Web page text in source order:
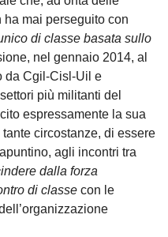
mai perseguito con
di classe basata sullo
nel gennaio 2014, al
da Cgil-Cisl-Uil e
più militanti del
espressamente la sua
circostanze, di essere
agli incontri tra
dalla forza
di classe con le